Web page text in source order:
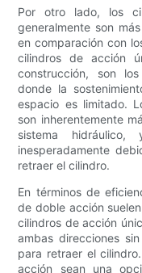
Por otro lado, los
generalmente son
en comparación con
cilindros de acción
construcción, son
donde la
espacio es limitado.
son inherentemente
sistema
inesperadamente
retraer el cilindro.
En términos de
de doble acción
cilindros de acción
ambas direcciones
para retraer el
acción sean una